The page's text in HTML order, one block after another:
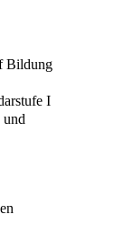
Bildung
I
und